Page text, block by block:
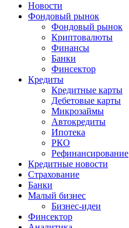
Новости
Фондовый рынок
Фондовый рынок
Криптовалюты
Финансы
Банки
Финсектор
Кредиты
Кредитные карты
Дебетовые карты
Микрозаймы
Автокредиты
Ипотека
РКО
Рефинансирование
Кредитные новости
Страхование
Банки
Малый бизнес
Бизнес-идеи
Финсектор